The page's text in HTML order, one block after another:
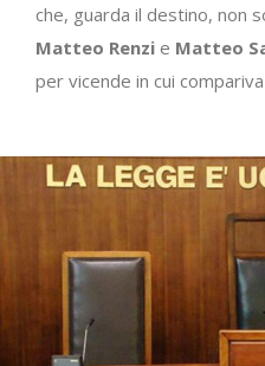
che, guarda il destino, non
Matteo Renzi e Matteo
per vicende in cui